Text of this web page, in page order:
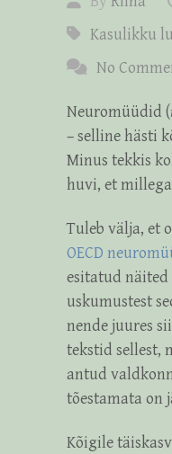
Kasulikku
No
Neuromüüdid (
– selline hästi
Minus tekkis
huvi, et
Tuleb välja, et
OECD
esitatud
uskumustest
nende juures
tekstid sellest,
antud
tõestamata on
Kõigile